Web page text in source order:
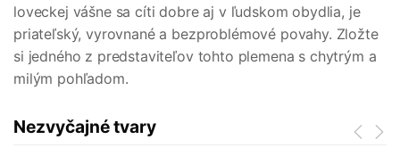
loveckej vášne sa cíti dobre aj v ľudskom obydlia, je
priateľský, vyrovnané a bezproblémové povahy. Zložte
si jedného z predstaviteľov tohto plemena s chytrým a
milým pohľadom.
Nezvyčajné tvary